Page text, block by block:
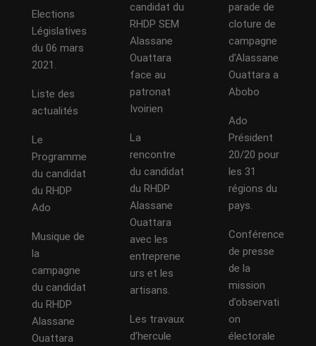
Elections
Législatives
du 06 mars
2021.
Liste des
actualités
Le
Programme
du candidat
du RHDP
Ado
Musique de
la
campagne
du candidat
du RHDP
Alassane
Ouattara
candidat du
RHDP SEM
Alassane
Ouattara
face au
patronat
Ivoirien
La
rencontre
du candidat
du RHDP
Alassane
Ouattara
avec les
entreprene
urs et les
artisans.
Les travaux
d’hercule
parade de
cloture de
campagne
d’Alassane
Ouattara a
Abobo
Ado
Président
20/20 pour
les 31
régions du
pays.
Conférence
de presse
de la
mission
d’observati
on
électorale